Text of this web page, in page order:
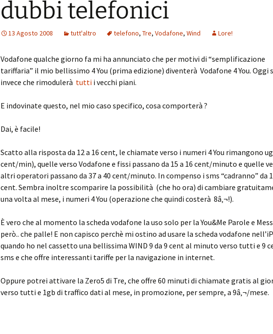
dubbi telefonici
13 Agosto 2008 tutt'altro telefono, Tre, Vodafone, Wind Lore!
Vodafone qualche giorno fa mi ha annunciato che per motivi di “semplificazione
tariffaria” il mio bellissimo 4 You (prima edizione) diventerà Vodafone 4 You. Oggi
invece che rimodulerà tutti i vecchi piani.
E indovinate questo, nel mio caso specifico, cosa comporterà ?
Dai, è facile!
Scatto alla risposta da 12 a 16 cent, le chiamate verso i numeri 4 You rimangono
cent/min), quelle verso Vodafone e fissi passano da 15 a 16 cent/minuto e quelle
altri operatori passano da 37 a 40 cent/minuto. In compenso i sms “cadranno” da
cent. Sembra inoltre scomparire la possibilità (che ho ora) di cambiare
una volta al mese, i numeri 4 You (operazione che quindi costerà 8â‚¬!).
È vero che al momento la scheda vodafone la uso solo per la You&Me Parole e
però.. che palle! E non capisco perchè mi ostino ad usare la scheda vodafone
quando ho nel cassetto una bellissima WIND 9 da 9 cent al minuto verso tutti e 9
sms e che offre interessanti tariffe per la navigazione in internet.
Oppure potrei attivare la Zero5 di Tre, che offre 60 minuti di chiamate gratis al
verso tutti e 1gb di traffico dati al mese, in promozione, per sempre, a 9â‚¬/mese.